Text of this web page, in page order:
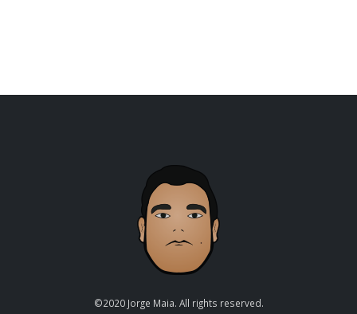
©2020 Jorge Maia. All rights reserved.